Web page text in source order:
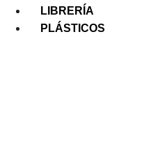
LIBRERÍA
PLÁSTICOS